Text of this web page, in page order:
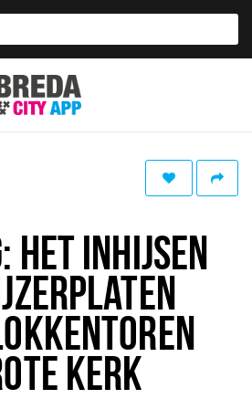
Breda
City
App
HET INHIJSEN
KERK